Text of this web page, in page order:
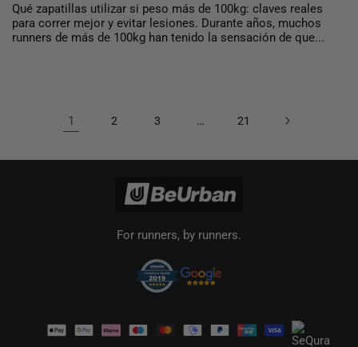
Qué zapatillas utilizar si peso más de 100kg: claves reales
para correr mejor y evitar lesiones. Durante años, muchos
runners de más de 100kg han tenido la sensación de que...
1 2 3 … 21
For runners, by runners.